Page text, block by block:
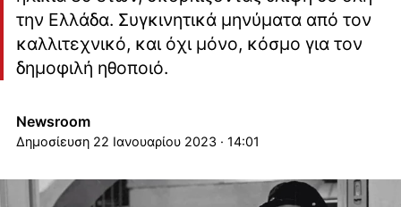
την Ελλάδα. Συγκινητικά μηνύματα από τον
καλλιτεχνικό, και όχι μόνο, κόσμο για τον
δημοφιλή ηθοποιό.
Newsroom
22 Ιανουαρίου 2023 · 14:01